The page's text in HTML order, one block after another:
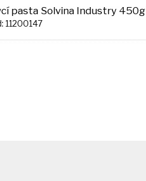
pasta Solvina Industry 450g
11200147